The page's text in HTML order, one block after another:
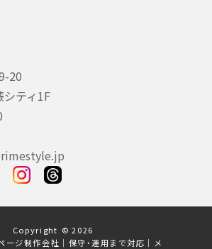
20
シティ1F
Copyright © 2026
ージ制作会社｜保守・運用まで対応｜メ